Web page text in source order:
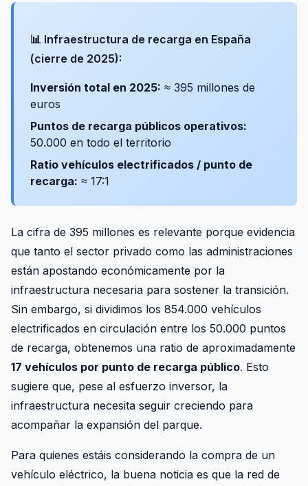
📊 Infraestructura de recarga en España
(cierre de 2025):
Inversión total en 2025: ≈ 395 millones de
euros
Puntos de recarga públicos operativos:
50.000 en todo el territorio
Ratio vehículos electrificados / punto de
recarga: ≈ 17:1
La cifra de 395 millones es relevante porque evidencia
que tanto el sector privado como las administraciones
están apostando económicamente por la
infraestructura necesaria para sostener la transición.
Sin embargo, si dividimos los 854.000 vehículos
electrificados en circulación entre los 50.000 puntos
de recarga, obtenemos una ratio de aproximadamente
17 vehículos por punto de recarga público. Esto
sugiere que, pese al esfuerzo inversor, la
infraestructura necesita seguir creciendo para
acompañar la expansión del parque.
Para quienes estáis considerando la compra de un
vehículo eléctrico, la buena noticia es que la red de